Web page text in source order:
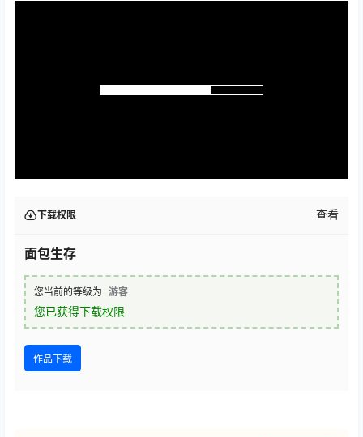
下载权限 查看
面包生存
您当前的等级为 游客
您已获得下载权限
作品下载